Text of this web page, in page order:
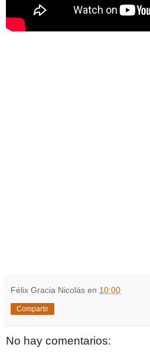
Félix Gracia Nicolás en 10:00
Compartir
No hay comentarios: